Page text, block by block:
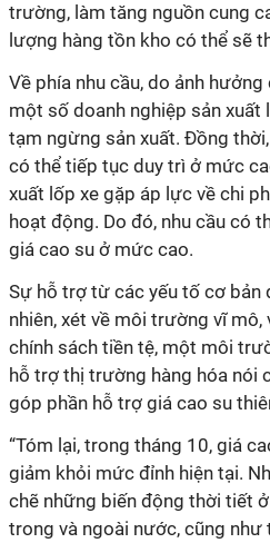
trường, làm tăng nguồn cung
lượng hàng tồn kho có thể sẽ
Về phía nhu cầu, do ảnh
một số doanh nghiệp sản xuất
tạm ngừng sản xuất. Đồng
có thể tiếp tục duy trì ở mức
xuất lốp xe gặp áp lực về chi
hoạt động. Do đó, nhu cầu có
giá cao su ở mức cao.
Sự hỗ trợ từ các yếu tố cơ bản
nhiên, xét về môi trường vĩ
chính sách tiền tệ, một môi
hỗ trợ thị trường hàng hóa nói
góp phần hỗ trợ giá cao su
“Tóm lại, trong tháng 10, giá
giảm khỏi mức đỉnh hiện tại.
chẽ những biến động thời tiết
trong và ngoài nước, cũng